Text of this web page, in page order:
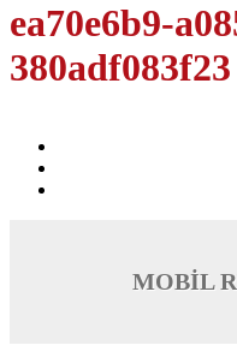
ea70e6b9-
380adf083f23
MOBİL